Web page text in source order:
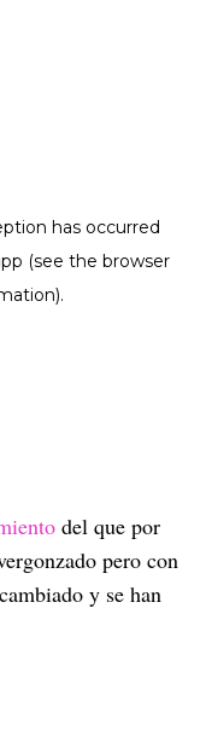
del que por
pero con
y se han